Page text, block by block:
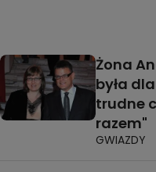
Żona
była
trudne
razem"
GWIAZDY